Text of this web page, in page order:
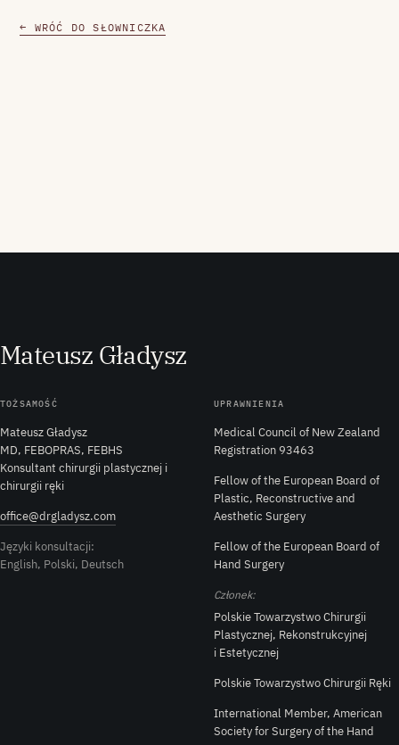
← WRÓĆ DO SŁOWNICZKA
Mateusz Gładysz
TOŻSAMOŚĆ
Mateusz Gładysz
MD, FEBOPRAS, FEBHS
Konsultant chirurgii plastycznej i
chirurgii ręki
office@drgladysz.com
Języki konsultacji:
English, Polski, Deutsch
UPRAWNIENIA
Medical Council of New Zealand
Registration 93463
Fellow of the European Board of
Plastic, Reconstructive and
Aesthetic Surgery
Fellow of the European Board of
Hand Surgery
Członek:
Polskie Towarzystwo Chirurgii
Plastycznej, Rekonstrukcyjnej
i Estetycznej
Polskie Towarzystwo Chirurgii Ręki
International Member, American
Society for Surgery of the Hand